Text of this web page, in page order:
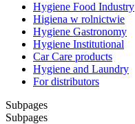
Hygiene Food Industry
Higiena w rolnictwie
Hygiene Gastronomy
Hygiene Institutional
Car Care products
Hygiene and Laundry
For distributors
Subpages
Subpages